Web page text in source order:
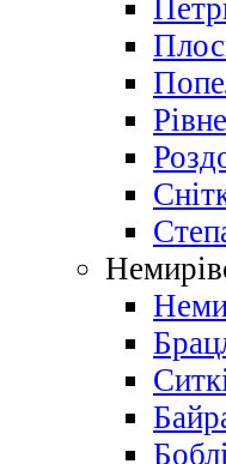
Рівне